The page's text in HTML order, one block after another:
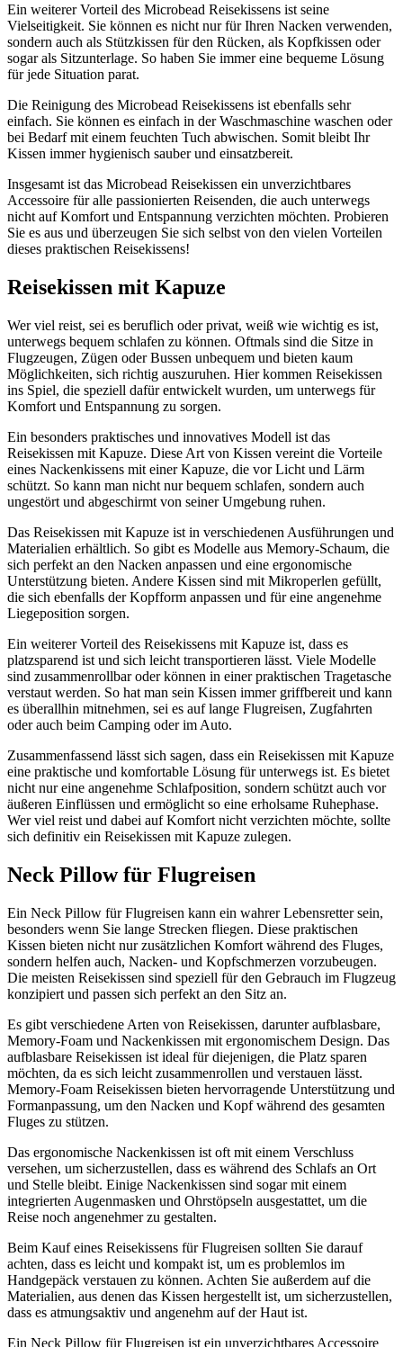
Ein weiterer Vorteil des Microbead Reisekissens ist seine
Vielseitigkeit. Sie können es nicht nur für Ihren Nacken verwenden,
sondern auch als Stützkissen für den Rücken, als Kopfkissen oder
sogar als Sitzunterlage. So haben Sie immer eine bequeme Lösung
für jede Situation parat.
Die Reinigung des Microbead Reisekissens ist ebenfalls sehr
einfach. Sie können es einfach in der Waschmaschine waschen oder
bei Bedarf mit einem feuchten Tuch abwischen. Somit bleibt Ihr
Kissen immer hygienisch sauber und einsatzbereit.
Insgesamt ist das Microbead Reisekissen ein unverzichtbares
Accessoire für alle passionierten Reisenden, die auch unterwegs
nicht auf Komfort und Entspannung verzichten möchten. Probieren
Sie es aus und überzeugen Sie sich selbst von den vielen Vorteilen
dieses praktischen Reisekissens!
Reisekissen mit Kapuze
Wer viel reist, sei es beruflich oder privat, weiß wie wichtig es ist,
unterwegs bequem schlafen zu können. Oftmals sind die Sitze in
Flugzeugen, Zügen oder Bussen unbequem und bieten kaum
Möglichkeiten, sich richtig auszuruhen. Hier kommen Reisekissen
ins Spiel, die speziell dafür entwickelt wurden, um unterwegs für
Komfort und Entspannung zu sorgen.
Ein besonders praktisches und innovatives Modell ist das
Reisekissen mit Kapuze. Diese Art von Kissen vereint die Vorteile
eines Nackenkissens mit einer Kapuze, die vor Licht und Lärm
schützt. So kann man nicht nur bequem schlafen, sondern auch
ungestört und abgeschirmt von seiner Umgebung ruhen.
Das Reisekissen mit Kapuze ist in verschiedenen Ausführungen und
Materialien erhältlich. So gibt es Modelle aus Memory-Schaum, die
sich perfekt an den Nacken anpassen und eine ergonomische
Unterstützung bieten. Andere Kissen sind mit Mikroperlen gefüllt,
die sich ebenfalls der Kopfform anpassen und für eine angenehme
Liegeposition sorgen.
Ein weiterer Vorteil des Reisekissens mit Kapuze ist, dass es
platzsparend ist und sich leicht transportieren lässt. Viele Modelle
sind zusammenrollbar oder können in einer praktischen Tragetasche
verstaut werden. So hat man sein Kissen immer griffbereit und kann
es überallhin mitnehmen, sei es auf lange Flugreisen, Zugfahrten
oder auch beim Camping oder im Auto.
Zusammenfassend lässt sich sagen, dass ein Reisekissen mit Kapuze
eine praktische und komfortable Lösung für unterwegs ist. Es bietet
nicht nur eine angenehme Schlafposition, sondern schützt auch vor
äußeren Einflüssen und ermöglicht so eine erholsame Ruhephase.
Wer viel reist und dabei auf Komfort nicht verzichten möchte, sollte
sich definitiv ein Reisekissen mit Kapuze zulegen.
Neck Pillow für Flugreisen
Ein Neck Pillow für Flugreisen kann ein wahrer Lebensretter sein,
besonders wenn Sie lange Strecken fliegen. Diese praktischen
Kissen bieten nicht nur zusätzlichen Komfort während des Fluges,
sondern helfen auch, Nacken- und Kopfschmerzen vorzubeugen.
Die meisten Reisekissen sind speziell für den Gebrauch im Flugzeug
konzipiert und passen sich perfekt an den Sitz an.
Es gibt verschiedene Arten von Reisekissen, darunter aufblasbare,
Memory-Foam und Nackenkissen mit ergonomischem Design. Das
aufblasbare Reisekissen ist ideal für diejenigen, die Platz sparen
möchten, da es sich leicht zusammenrollen und verstauen lässt.
Memory-Foam Reisekissen bieten hervorragende Unterstützung und
Formanpassung, um den Nacken und Kopf während des gesamten
Fluges zu stützen.
Das ergonomische Nackenkissen ist oft mit einem Verschluss
versehen, um sicherzustellen, dass es während des Schlafs an Ort
und Stelle bleibt. Einige Nackenkissen sind sogar mit einem
integrierten Augenmasken und Ohrstöpseln ausgestattet, um die
Reise noch angenehmer zu gestalten.
Beim Kauf eines Reisekissens für Flugreisen sollten Sie darauf
achten, dass es leicht und kompakt ist, um es problemlos im
Handgepäck verstauen zu können. Achten Sie außerdem auf die
Materialien, aus denen das Kissen hergestellt ist, um sicherzustellen,
dass es atmungsaktiv und angenehm auf der Haut ist.
Ein Neck Pillow für Flugreisen ist ein unverzichtbares Accessoire